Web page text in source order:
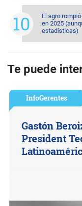
El agro
en 2025
estadísticas)
Te puede
InfoGerentes
Gastón
President